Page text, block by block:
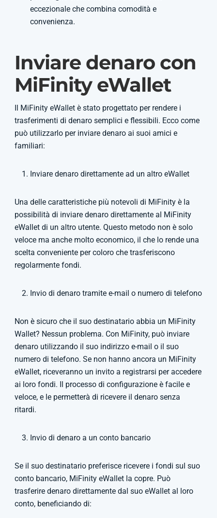
eccezionale che combina comodità e
convenienza.
Inviare denaro con
MiFinity eWallet
Il MiFinity eWallet è stato progettato per rendere i
trasferimenti di denaro semplici e flessibili. Ecco come
può utilizzarlo per inviare denaro ai suoi amici e
familiari:
Inviare denaro direttamente ad un altro eWallet
Una delle caratteristiche più notevoli di MiFinity è la
possibilità di inviare denaro direttamente al MiFinity
eWallet di un altro utente. Questo metodo non è solo
veloce ma anche molto economico, il che lo rende una
scelta conveniente per coloro che trasferiscono
regolarmente fondi.
Invio di denaro tramite e-mail o numero di telefono
Non è sicuro che il suo destinatario abbia un MiFinity
Wallet? Nessun problema. Con MiFinity, può inviare
denaro utilizzando il suo indirizzo e-mail o il suo
numero di telefono. Se non hanno ancora un MiFinity
eWallet, riceveranno un invito a registrarsi per accedere
ai loro fondi. Il processo di configurazione è facile e
veloce, e le permetterà di ricevere il denaro senza
ritardi.
Invio di denaro a un conto bancario
Se il suo destinatario preferisce ricevere i fondi sul suo
conto bancario, MiFinity eWallet la copre. Può
trasferire denaro direttamente dal suo eWallet al loro
conto, beneficiando di: